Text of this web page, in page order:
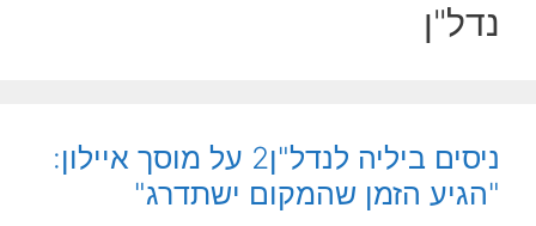
נדל"ן
ניסים ביליה לנדל"ן2 על מוסך איילון:
"הגיע הזמן שהמקום ישתדרג"